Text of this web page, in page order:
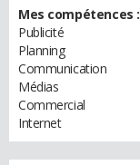
Mes compétences :
Publicité
Planning
Communication
Médias
Commercial
Internet